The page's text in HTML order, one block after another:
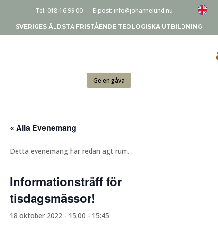
Tel: 018-16 99 00 E-post: info@johannelund.nu
SVERIGES ÄLDSTA FRISTÅENDE TEOLOGISKA UTBILDNING
Ge en gåva
« Alla Evenemang
Detta evenemang har redan ägt rum.
Informationsträff för
tisdagsmässor!
18 oktober 2022 - 15:00 - 15:45